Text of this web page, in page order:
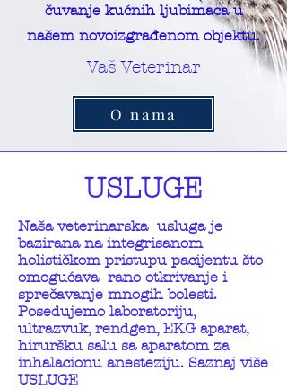
čuvanje kućnih ljubimaca u
našem novoizgrađenom objektu.
Vaš Veterinar
O nama
USLUGE
Naša veterinarska usluga je
bazirana na integrisanom
holističkom pristupu pacijentu što
omogućava rano otkrivanje i
sprečavanje mnogih bolesti.
Posedujemo laboratoriju,
ultrazvuk, rendgen, EKG aparat,
hiruršku salu sa aparatom za
inhalacionu anesteziju. Saznaj više
USLUGE